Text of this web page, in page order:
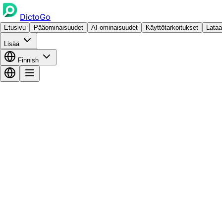
DictoGo
Etusivu Pääominaisuudet AI-ominaisuudet Käyttötarkoitukset Lataa
Lisää
Finnish